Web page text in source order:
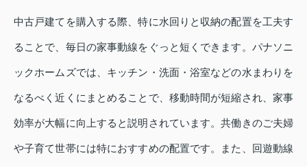
中古戸建てを購入する際、特に水回りと収納の配置を工夫す
ることで、毎日の家事動線をぐっと短くできます。パナソニ
ックホームズでは、キッチン・洗面・浴室などの水まわりを
なるべく近くにまとめることで、移動時間が短縮され、家事
効率が大幅に向上すると説明されています。共働きのご夫婦
や子育て世帯には特におすすめの配置です。また、回遊動線